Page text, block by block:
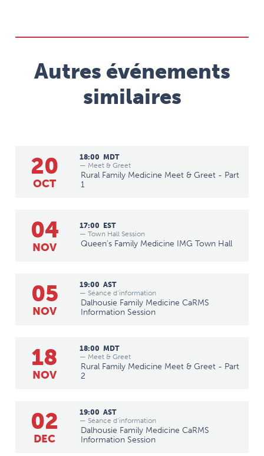
Autres événements
similaires
20
OCT
18:00 MDT
— Meet & Greet
Rural Family Medicine Meet & Greet - Part
1
04
NOV
17:00 EST
— Town Hall Session
Queen's Family Medicine IMG Town Hall
05
NOV
19:00 AST
— Séance d’information
Dalhousie Family Medicine CaRMS
Information Session
18
NOV
18:00 MDT
— Meet & Greet
Rural Family Medicine Meet & Greet - Part
2
02
DEC
19:00 AST
— Séance d’information
Dalhousie Family Medicine CaRMS
Information Session